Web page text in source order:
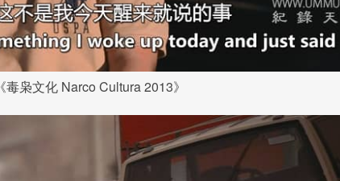
《毒枭文化 Narco Cultura 2013》